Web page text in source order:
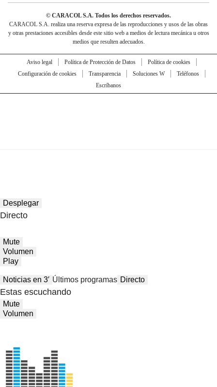
© CARACOL S.A. Todos los derechos reservados.
CARACOL S.A. realiza una reserva expresa de las reproducciones y usos de las obras
y otras prestaciones accesibles desde este sitio web a medios de lectura mecánica u otros
medios que resulten adecuados.
Aviso legal Política de Protección de Datos
Política de cookies
Configuración de cookies
Transparencia Soluciones W
Teléfonos
Escríbanos
Desplegar
Directo
Mute
Volumen
Play
Noticias en 3′ Últimos programas Directo
Estas escuchando
Mute
Volumen